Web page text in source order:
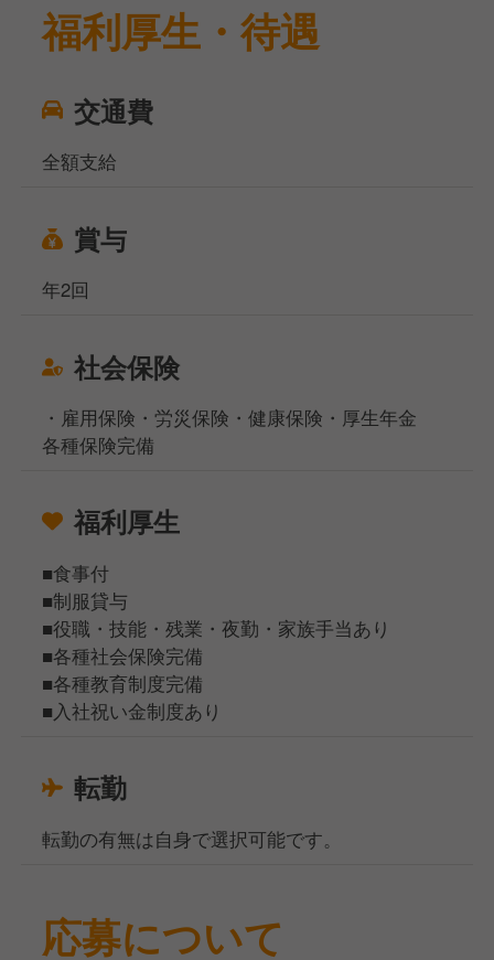
福利厚生・待遇
交通費
全額支給
賞与
年2回
社会保険
・雇用保険・労災保険・健康保険・厚生年金
各種保険完備
福利厚生
■食事付
■制服貸与
■役職・技能・残業・夜勤・家族手当あり
■各種社会保険完備
■各種教育制度完備
■入社祝い金制度あり
転勤
転勤の有無は自身で選択可能です。
応募について